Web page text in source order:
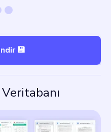
💾
Veritabanı